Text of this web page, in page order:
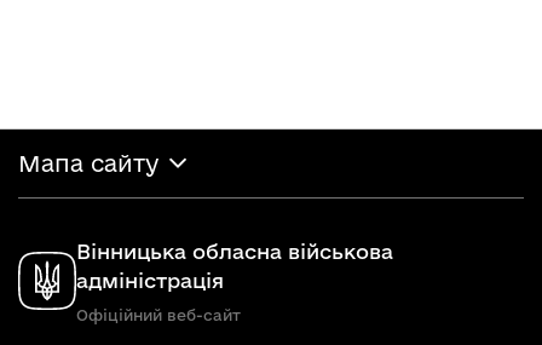
Мапа сайту
Вінницька обласна військова
адміністрація
Офіційний веб-сайт